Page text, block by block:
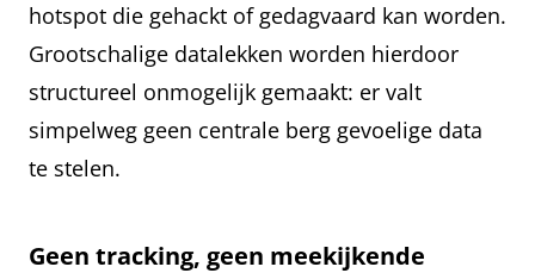
hotspot die gehackt of gedagvaard kan worden.
Grootschalige datalekken worden hierdoor
structureel onmogelijk gemaakt: er valt
simpelweg geen centrale berg gevoelige data
te stelen.
Geen tracking, geen meekijkende